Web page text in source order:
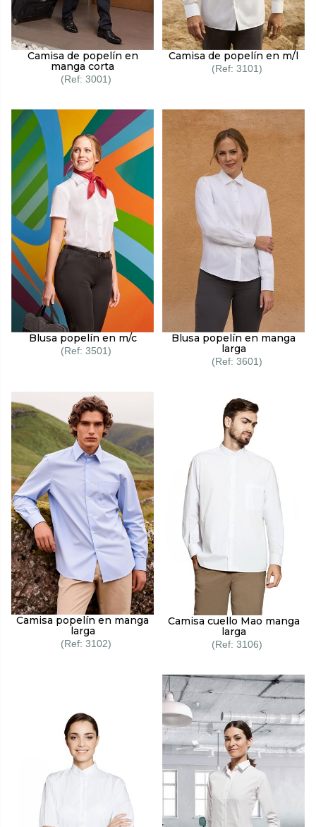
Camisa de popelín en
manga corta
3001
Camisa de popelín en m/l
3101
Blusa popelín en m/c
3501
Blusa popelín en manga
larga
3601
Camisa popelín en manga
larga
3102
Camisa cuello Mao manga
larga
3106